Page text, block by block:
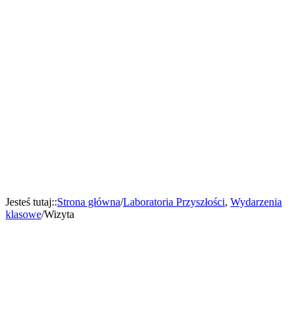
Jesteś tutaj::Strona główna/Laboratoria Przyszłości, Wydarzenia
klasowe/Wizyta